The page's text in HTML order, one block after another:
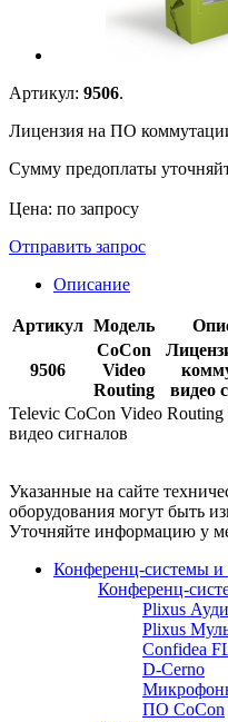
Артикул: 9506.
Лицензия на ПО
Сумму предоплаты
Цена: по запросу
Отправить запрос
Описание
Артикул Модель
9506
CoCon
Video
Routing
видео
Televic CoCon Video
видео сигналов
Указанные на сайте
оборудования могут быть
Уточняйте информацию у
Конференц-системы и
Конференц-
Plixus
Plixus
Confidea
D-Cerno
ПО CoCon